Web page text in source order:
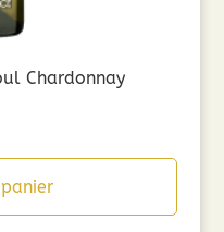
Chardonnay